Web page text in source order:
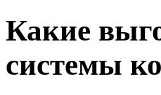
Какие
системы